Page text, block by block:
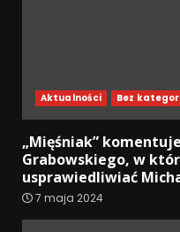
Aktualności Bez
„Mięśniak”
Grabowskiego, w
usprawiedliwiać
7 maja 2024